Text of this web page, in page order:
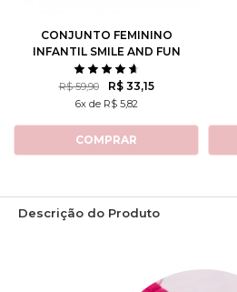
CONJUNTO FEMININO
INFANTIL SMILE AND FUN
R$ 59,90 R$ 33,15
6x de R$ 5,82
COMPRAR
Descrição do Produto